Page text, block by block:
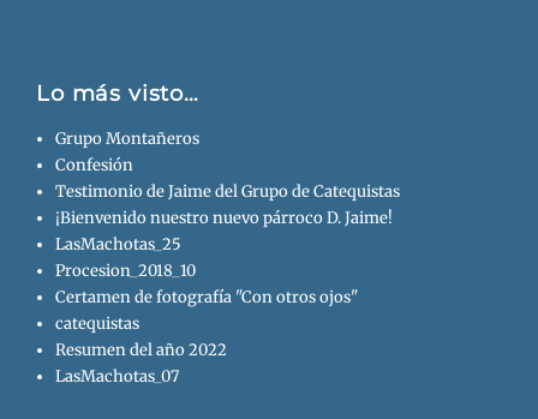
Lo más visto…
Grupo Montañeros
Confesión
Testimonio de Jaime del Grupo de Catequistas
¡Bienvenido nuestro nuevo párroco D. Jaime!
LasMachotas_25
Procesion_2018_10
Certamen de fotografía "Con otros ojos"
catequistas
Resumen del año 2022
LasMachotas_07